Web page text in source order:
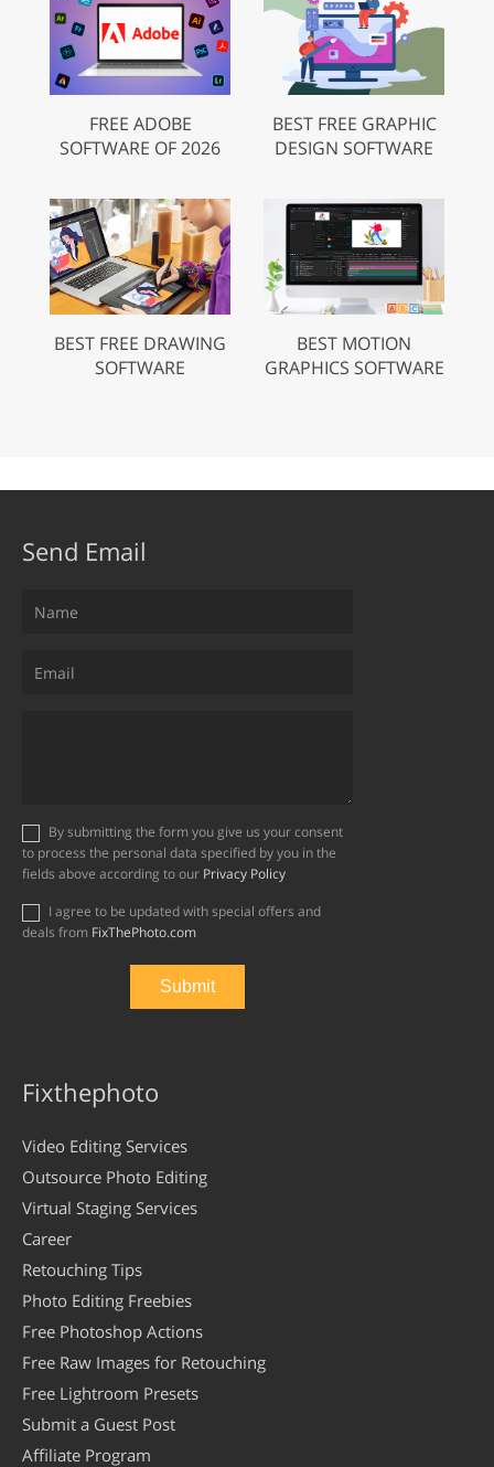
FREE ADOBE
SOFTWARE OF 2026
BEST FREE GRAPHIC
DESIGN SOFTWARE
BEST FREE DRAWING
SOFTWARE
BEST MOTION
GRAPHICS SOFTWARE
Send Email
to process the personal data specified by you in the
fields above according to our Privacy Policy
deals from FixThePhoto.com
Fixthephoto
Video Editing Services
Outsource Photo Editing
Virtual Staging Services
Career
Retouching Tips
Photo Editing Freebies
Free Photoshop Actions
Free Raw Images for Retouching
Free Lightroom Presets
Submit a Guest Post
Affiliate Program